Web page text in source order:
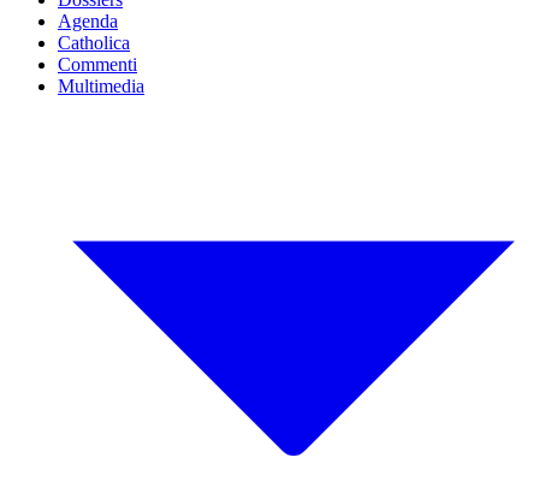
Agenda
Catholica
Commenti
Multimedia